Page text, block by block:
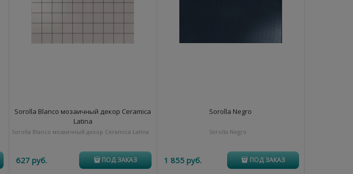
Sorolla Blanco мозаичный декор Ceramica
Latina
Sorolla Blanco мозаичный декор Ceramica Latina
627 руб. ПОД ЗАКАЗ
Sorolla Negro
Sorolla Negro
1 855 руб. ПОД ЗАКАЗ